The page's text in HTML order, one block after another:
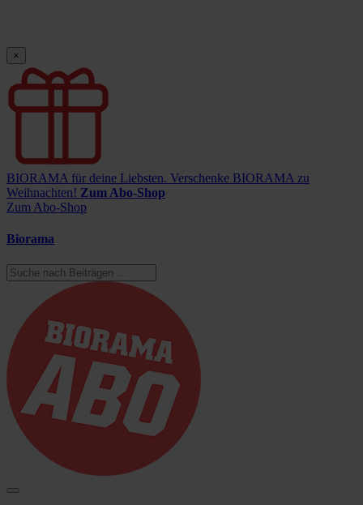
×
BIORAMA für deine Liebsten. Verschenke BIORAMA zu
Weihnachten! Zum Abo-Shop
Zum Abo-Shop
Biorama